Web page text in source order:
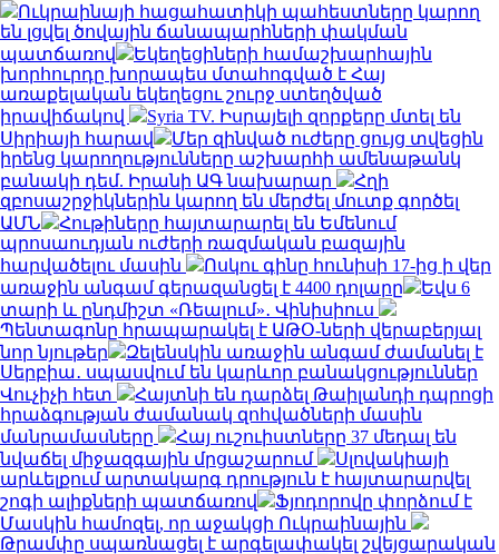
Ուկրաինայի հացահատիկի պահեստները կարող
են լցվել ծովային ճանապարհների փակման
պատճառով
Եկեղեցիների համաշխարհային
խորհուրդը խորապես մտահոգված է Հայ
առաքելական եկեղեցու շուրջ ստեղծված
իրավիճակով
Syria TV. Իսրայելի զորքերը մտել են
Սիրիայի հարավ
Մեր զինված ուժերը ցույց տվեցին
իրենց կարողությունները աշխարհի ամենաթանկ
բանակի դեմ. Իրանի ԱԳ նախարար
Հղի
զբոսաշրջիկներին կարող են մերժել մուտք գործել
ԱՄՆ
Հութիները հայտարարել են Եմենում
պրոսաուդյան ուժերի ռազմական բազային
հարվածելու մասին
Ոսկու գինը հունիսի 17-ից ի վեր
առաջին անգամ գերազանցել է 4400 դոլարը
Եվս 6
տարի և ընդմիշտ «Ռեալում»․ Վինիսիուս
Պենտագոնը հրապարակել է ԱԹՕ-ների վերաբերյալ
նոր նյութեր
Զելենսկին առաջին անգամ ժամանել է
Սերբիա․ սպասվում են կարևոր բանակցություններ
Վուչիչի հետ
Հայտնի են դարձել Թաիլանդի դպրոցի
հրաձգության ժամանակ զոհվածների մասին
մանրամասները
Հայ ուշուիստները 37 մեդալ են
նվաճել միջազգային մրցաշարում
Սլովակիայի
արևելքում արտակարգ դրություն է հայտարարվել
շոգի ալիքների պատճառով
Ֆյոդորովը փորձում է
Մասկին համոզել, որ աջակցի Ուկրաինային
Թրամփը սպառնացել է արգելափակել շվեյցարական